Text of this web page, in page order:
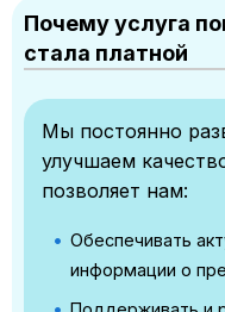
Почему услуга
стала платной
Мы постоянно
улучшаем
позволяет нам:
Обеспечивать
информации о